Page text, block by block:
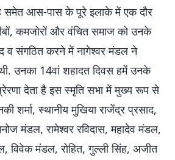
समेत आस-पास के पूरे इलाके में एक दौर
कमजोरों और वंचित समाज को उनके
व संगठित करने में नागेश्वर मंडल ने
उनका 14वां शहादत दिवस हमें उनके
देता है इस स्मृति सभा में मुख्य रूप से
शर्मा, स्थानीय मुखिया राजेंद्र प्रसाद,
मंडल, रामेश्वर रविदास, महादेव मंडल,
मंडल, रोहित, गुल्ली सिंह, अजीत